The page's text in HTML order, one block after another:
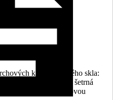
kabin z pravého skla:
Tak bude zajištěna šetrná
vaši podlahu i sprchovou